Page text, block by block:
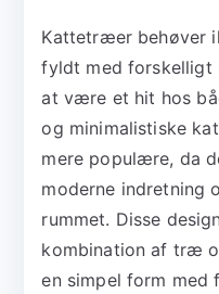
Kattetræer behøver
fyldt med
at være et hit hos
og minimalistiske
mere populære, da
moderne indretning
rummet. Disse
kombination af træ
en simpel form med